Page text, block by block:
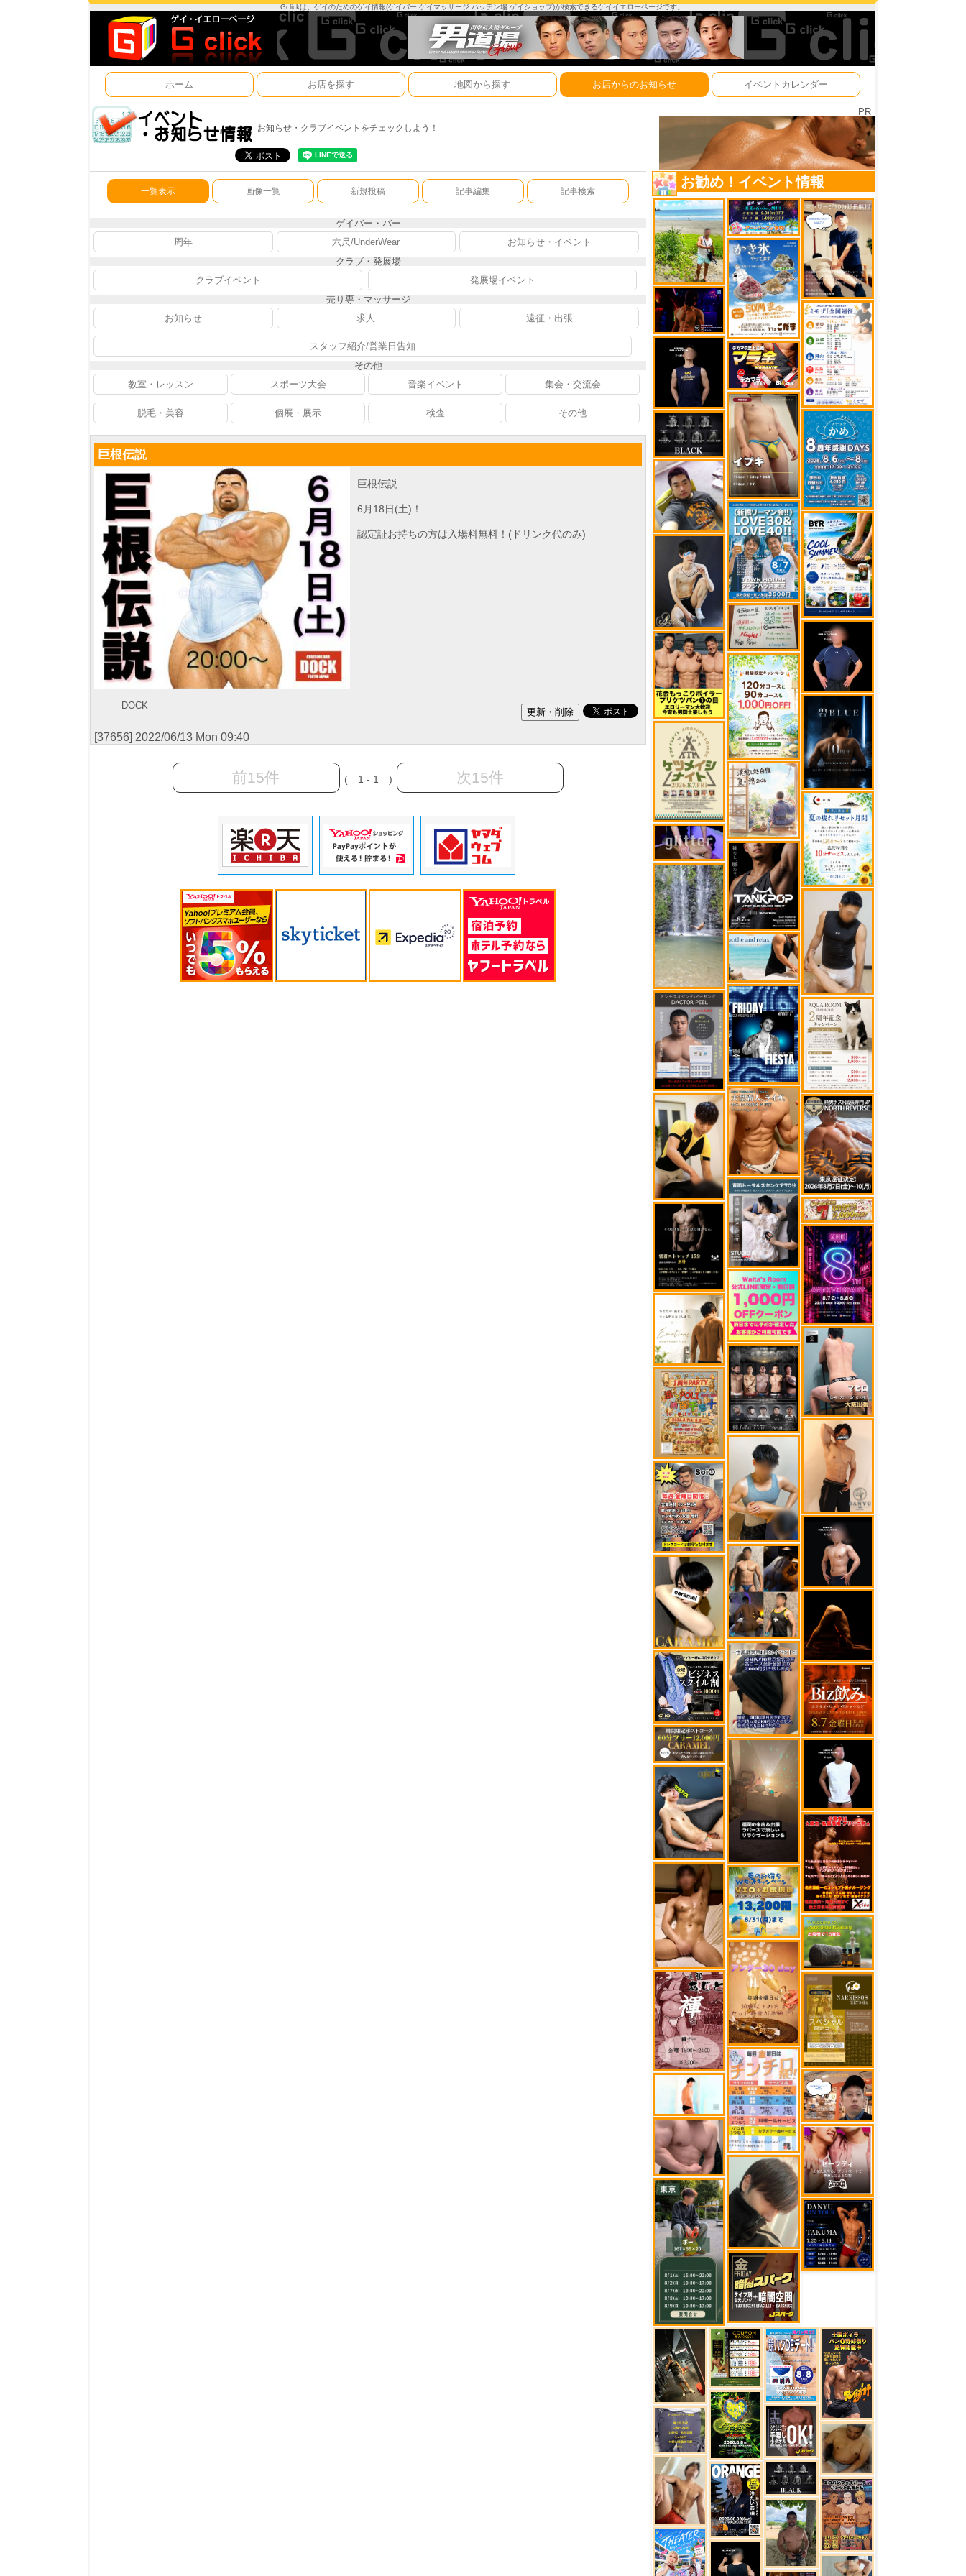
Gclickは、ゲイのためのゲイ情報(ゲイバー ゲイマッサージ ハッテン場 ゲイショップ)が検索できるゲイイエローページです。
ホーム お店を探す 地図から探す お店からのお知らせ イベントカレンダー
お知らせ・クラブイベントをチェックしよう！
PR
一覧表示 画像一覧 新規投稿 記事編集 記事検索
ゲイバー・バー
周年
六尺/UnderWear
お知らせ・イベント
クラブ・発展場
クラブイベント
発展場イベント
売り専・マッサージ
お知らせ
求人 遠征・出張
スタッフ紹介/営業日告知
その他
教室・レッスン
スポーツ大会 音楽イベント 集会・交流会
脱毛・美容 個展・展示 検査 その他
巨根伝説
巨根伝説
6月18日(土)！
認定証お持ちの方は入場料無料！(ドリンク代のみ)
DOCK
[37656] 2022/06/13 Mon 09:40
前15件 ( 1 - 1 ) 次15件
お勧め！イベント情報